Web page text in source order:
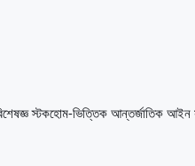
স্টকহোম-ভিত্তিক আন্তর্জাতিক আইন